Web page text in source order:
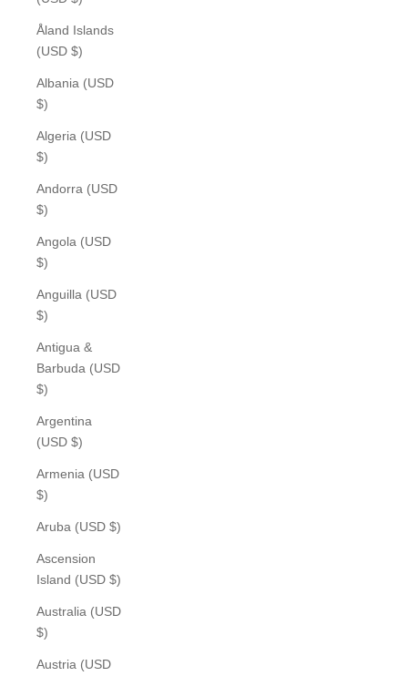
Åland Islands
(USD $)
Albania (USD
$)
Algeria (USD
$)
Andorra (USD
$)
Angola (USD
$)
Anguilla (USD
$)
Antigua &
Barbuda (USD
$)
Argentina
(USD $)
Armenia (USD
$)
Aruba (USD $)
Ascension
Island (USD $)
Australia (USD
$)
Austria (USD